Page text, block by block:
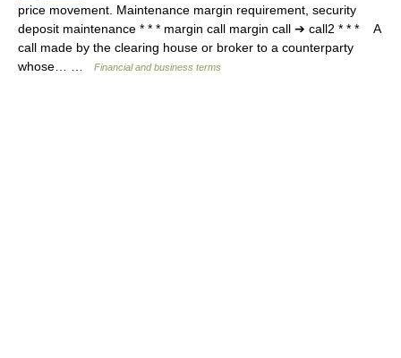
price movement. Maintenance margin requirement, security
deposit maintenance * * * margin call margin call ➔ call2 * * * A
call made by the clearing house or broker to a counterparty
whose… …
Financial and business terms